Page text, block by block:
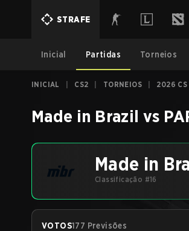
STRAFE
Inicial Partidas Torneios
INICIAL CS2 TORNEIOS 2026 CS
Made in Brazil vs
Made in
Classificação #16
VOTOS177 Previsões